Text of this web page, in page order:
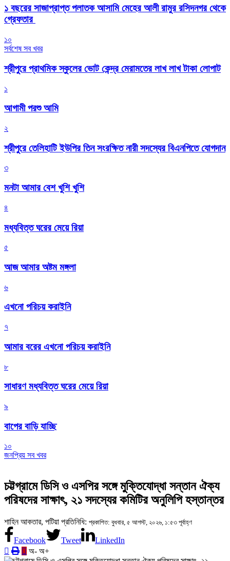
১ বছরের সাজাপ্রাপ্ত পলাতক আসামি মেহের আলী রামুর রসিদনগর থেকে
গ্রেফতার ‎
১০
সর্বশেষ সব খবর
শ্রীপুরে প্রাথমিক স্কুলের ভোট কেন্দ্র মেরামতের লাখ লাখ টাকা লোপাট
১
আগামী পরশু আমি
২
শ্রীপুরে তেলিহাটি ইউপির তিন সংরক্ষিত নারী সদস্যের বিএনপিতে যোগদান
৩
মনটা আমার বেশ খুশি খুশি
৪
মধ্যবিত্ত ঘরের মেয়ে রিয়া
৫
আজ আমার অষ্টম মঙ্গলা
৬
এখনো পরিচয় করাইনি
৭
আমার বরের এখনো পরিচয় করাইনি
৮
সাধারণ মধ্যবিত্ত ঘরের মেয়ে রিয়া
৯
বাপের বাড়ি যাচ্ছি
১০
জনপ্রিয় সব খবর
চট্টগ্রামে ডিসি ও এসপির সঙ্গে মুক্তিযোদ্ধা সন্তান ঐক্য
পরিষদের সাক্ষাৎ, ২১ সদস্যের কমিটির অনুলিপি হস্তান্তর
শাহিন আকতার, পটিয়া প্রতিনিধি: প্রকাশিত: বুধবার, ৫ আগস্ট, ২০২৬, ১:৫৩ পূর্বাহ্ণ
Facebook Tweet
LinkedIn
অ- অ+